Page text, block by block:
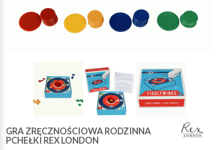
GRA ZRĘCZNOŚCIOWA RODZINNA
PCHEŁKI REX LONDON